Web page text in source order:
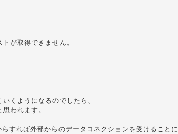
が取得できません。
くようになるのでしたら、
われます。
すれば外部からのデータコネクションを受けることに